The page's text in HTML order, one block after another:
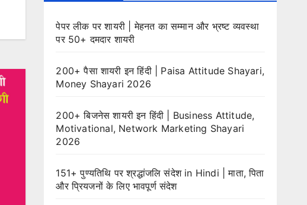
पेपर लीक पर शायरी | मेहनत का सम्मान और भ्रष्ट व्यवस्था
पर 50+ दमदार शायरी
200+ पैसा शायरी इन हिंदी | Paisa Attitude Shayari,
Money Shayari 2026
200+ बिजनेस शायरी इन हिंदी | Business Attitude,
Motivational, Network Marketing Shayari
2026
151+ पुण्यतिथि पर श्रद्धांजलि संदेश in Hindi | माता, पिता
और प्रियजनों के लिए भावपूर्ण संदेश